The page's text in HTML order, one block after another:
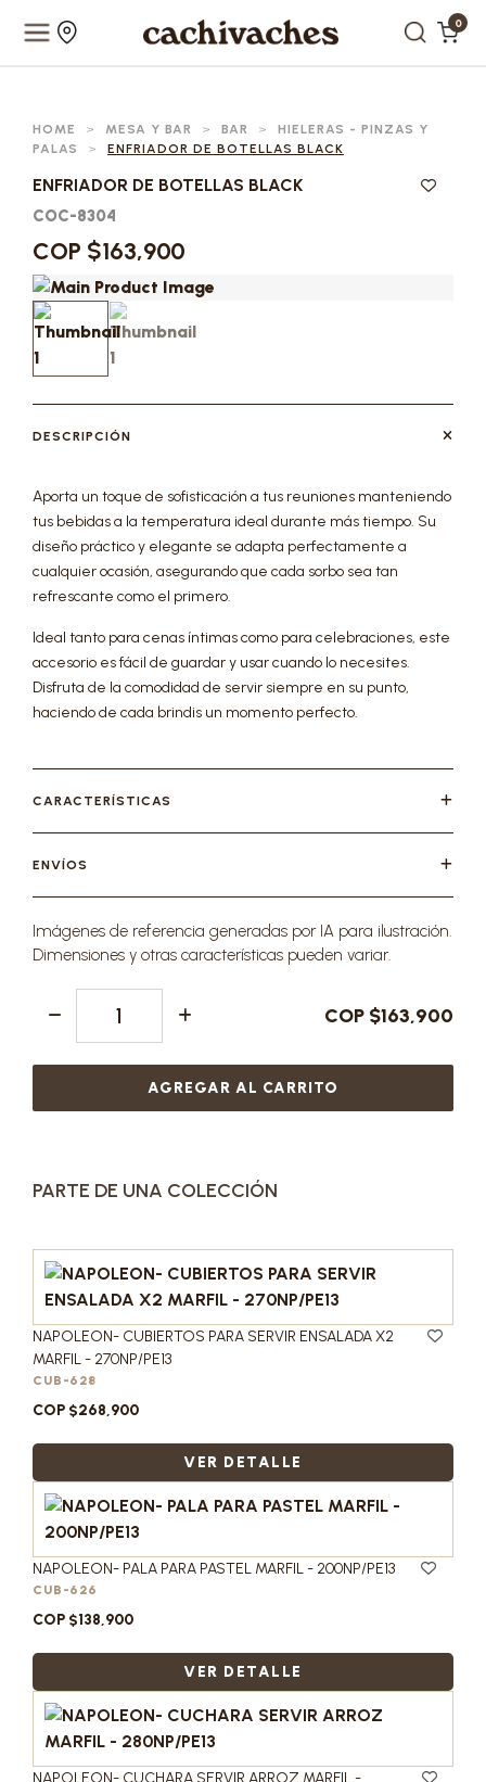
0
HOME > MESA Y BAR > BAR >
HIELERAS - PINZAS Y
PALAS
> ENFRIADOR DE BOTELLAS BLACK
ENFRIADOR DE BOTELLAS BLACK
COC-8304
COP $163,900
DESCRIPCIÓN
Aporta un toque de sofisticación a tus reuniones manteniendo
tus bebidas a la temperatura ideal durante más tiempo. Su
diseño práctico y elegante se adapta perfectamente a
cualquier ocasión, asegurando que cada sorbo sea tan
refrescante como el primero.
Ideal tanto para cenas íntimas como para celebraciones, este
accesorio es fácil de guardar y usar cuando lo necesites.
Disfruta de la comodidad de servir siempre en su punto,
haciendo de cada brindis un momento perfecto.
CARACTERÍSTICAS
ENVÍOS
Imágenes de referencia generadas por IA para ilustración.
Dimensiones y otras características pueden variar.
COP $163,900
AGREGAR AL CARRITO
PARTE DE UNA COLECCIÓN
NAPOLEON- CUBIERTOS PARA SERVIR ENSALADA X2
MARFIL - 270NP/PE13
CUB-628
COP $268,900
VER DETALLE
NAPOLEON- PALA PARA PASTEL MARFIL - 200NP/PE13
CUB-626
COP $138,900
VER DETALLE
NAPOLEON- CUCHARA SERVIR ARROZ MARFIL -